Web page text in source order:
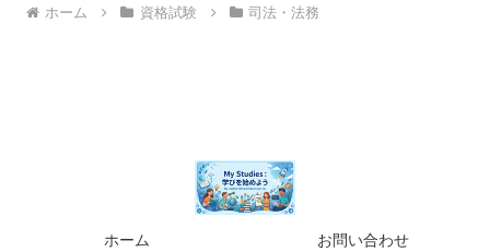
ホーム 資格試験 司法・法務
ホーム
お問い合わせ